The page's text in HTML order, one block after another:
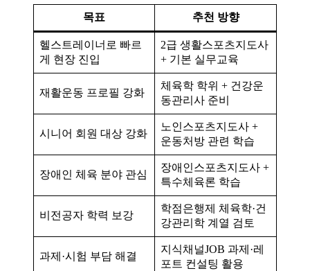
목표 추천 방향
헬스트레이너로 빠르
게 현장 진입
2급 생활스포츠지도사
+ 기본 실무교육
재활운동 프로필 강화
체육학 학위 + 건강운
동관리사 준비
시니어 회원 대상 강화
노인스포츠지도사 +
운동처방 관련 학습
장애인 체육 분야 관심
장애인스포츠지도사 +
특수체육론 학습
비전공자 학력 보강
학점은행제 체육학·건
강관리학 계열 검토
과제·시험 부담 해결
지식채널JOB 과제·레
포트 컨설팅 활용